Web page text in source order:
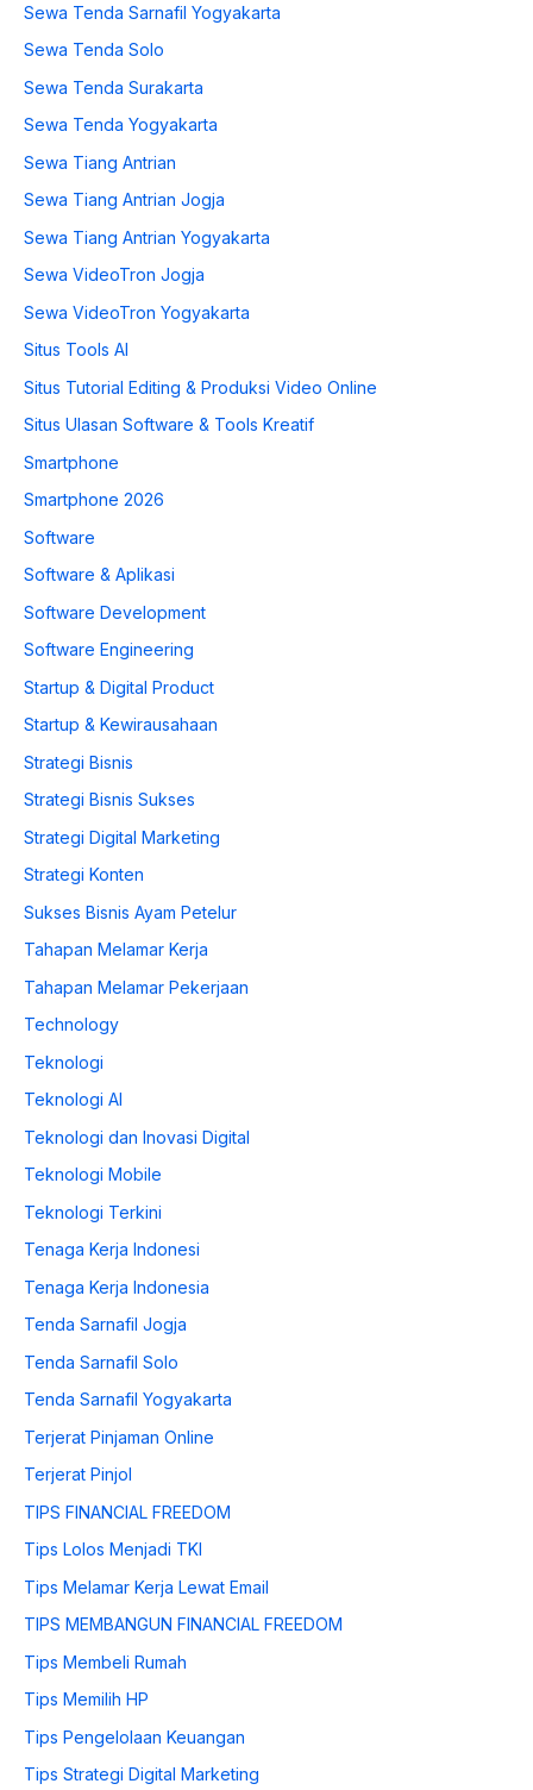
Sewa Tenda Sarnafil Yogyakarta
Sewa Tenda Solo
Sewa Tenda Surakarta
Sewa Tenda Yogyakarta
Sewa Tiang Antrian
Sewa Tiang Antrian Jogja
Sewa Tiang Antrian Yogyakarta
Sewa VideoTron Jogja
Sewa VideoTron Yogyakarta
Situs Tools AI
Situs Tutorial Editing & Produksi Video Online
Situs Ulasan Software & Tools Kreatif
Smartphone
Smartphone 2026
Software
Software & Aplikasi
Software Development
Software Engineering
Startup & Digital Product
Startup & Kewirausahaan
Strategi Bisnis
Strategi Bisnis Sukses
Strategi Digital Marketing
Strategi Konten
Sukses Bisnis Ayam Petelur
Tahapan Melamar Kerja
Tahapan Melamar Pekerjaan
Technology
Teknologi
Teknologi AI
Teknologi dan Inovasi Digital
Teknologi Mobile
Teknologi Terkini
Tenaga Kerja Indonesi
Tenaga Kerja Indonesia
Tenda Sarnafil Jogja
Tenda Sarnafil Solo
Tenda Sarnafil Yogyakarta
Terjerat Pinjaman Online
Terjerat Pinjol
TIPS FINANCIAL FREEDOM
Tips Lolos Menjadi TKI
Tips Melamar Kerja Lewat Email
TIPS MEMBANGUN FINANCIAL FREEDOM
Tips Membeli Rumah
Tips Memilih HP
Tips Pengelolaan Keuangan
Tips Strategi Digital Marketing